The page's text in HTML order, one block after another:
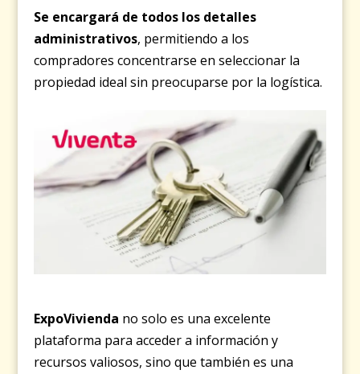
Se encargará de todos los detalles
administrativos, permitiendo a los
compradores concentrarse en seleccionar la
propiedad ideal sin preocuparse por la logística.
ExpoVivienda no solo es una excelente
plataforma para acceder a información y
recursos valiosos, sino que también es una